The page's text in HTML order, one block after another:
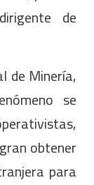
de
de Minería,
se
obtener
para